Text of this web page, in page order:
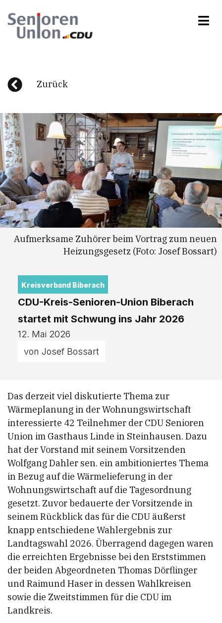
Zurück
Aufmerksame Zuhörer beim Vortrag zum neuen
Heizungsgesetz (Foto: Josef Bossart)
Kreisverband Biberach
CDU-Kreis-Senioren-Union Biberach
startet mit Schwung ins Jahr 2026
12. Mai 2026
von Josef Bossart
Das derzeit viel diskutierte Thema zur
Wärmeplanung in der Wohnungswirtschaft
interessierte 42 Teilnehmer der CDU Senioren
Union im Gasthaus Linde in Steinhausen. Dazu
hat der Vorstand mit seinem Vorsitzenden
Wolfgang Dahler sen. ein ambitioniertes Thema
in Bezug auf die Wärmelieferung in der
Wohnungswirtschaft auf die Tagesordnung
gesetzt. Zuvor bedauerte der Vorsitzende in
seinem Rückblick das für die CDU äußerst
knapp entschiedene Wahlergebnis zur
Landtagswahl 2026. Überragend dagegen waren
die erreichten Ergebnisse bei den Erststimmen
der beiden Abgeordneten Thomas Dörflinger
und Raimund Haser in dessen Wahlkreisen
sowie die Zweitstimmen für die CDU im
Landkreis.